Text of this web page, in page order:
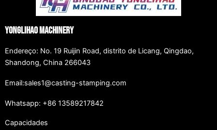
Yonglihao Machinery
Endereço: No. 19 Ruijin Road, distrito de Licang, Qingdao,
Shandong, China 266043
Email:sales1@casting-stamping.com
Whatsapp: +86 13589217842
Capacidades